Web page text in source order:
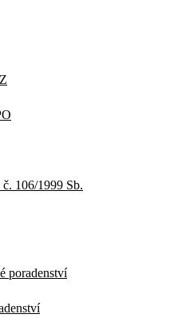
106/1999 Sb.
poradenství